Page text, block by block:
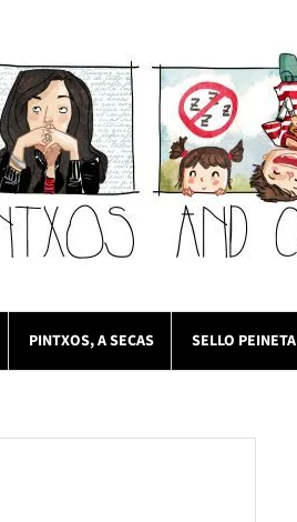
PINTXOS, A SECAS SELLO PEINETA